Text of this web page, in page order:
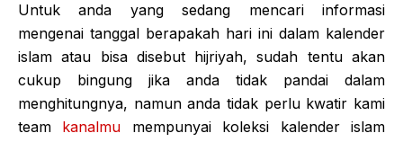
Untuk anda yang sedang mencari informasi
mengenai tanggal berapakah hari ini dalam kalender
islam atau bisa disebut hijriyah, sudah tentu akan
cukup bingung jika anda tidak pandai dalam
menghitungnya, namun anda tidak perlu kwatir kami
team kanalmu mempunyai koleksi kalender islam